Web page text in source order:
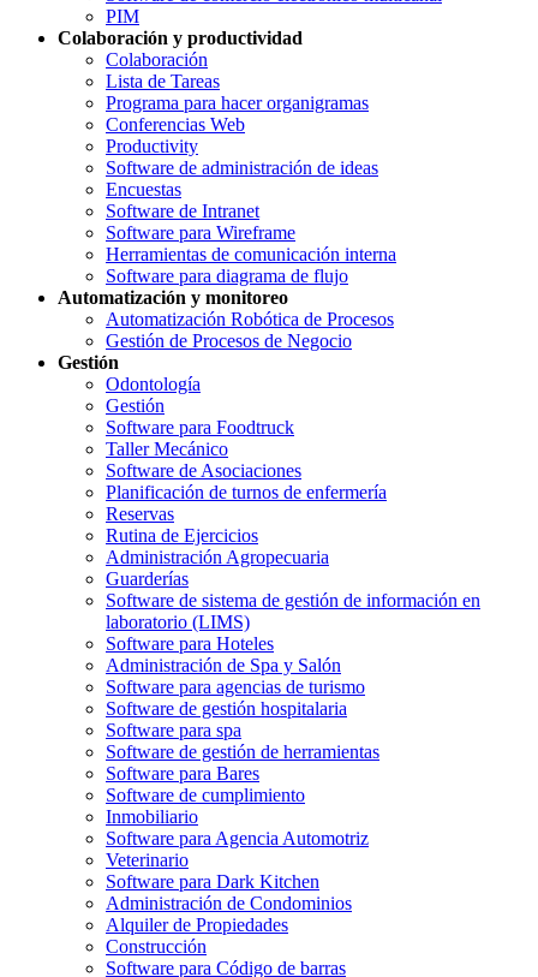
PIM
Colaboración y productividad
Colaboración
Lista de Tareas
Programa para hacer organigramas
Conferencias Web
Productivity
Software de administración de ideas
Encuestas
Software de Intranet
Software para Wireframe
Herramientas de comunicación interna
Software para diagrama de flujo
Automatización y monitoreo
Automatización Robótica de Procesos
Gestión de Procesos de Negocio
Gestión
Odontología
Gestión
Software para Foodtruck
Taller Mecánico
Software de Asociaciones
Planificación de turnos de enfermería
Reservas
Rutina de Ejercicios
Administración Agropecuaria
Guarderías
Software de sistema de gestión de información en
laboratorio (LIMS)
Software para Hoteles
Administración de Spa y Salón
Software para agencias de turismo
Software de gestión hospitalaria
Software para spa
Software de gestión de herramientas
Software para Bares
Software de cumplimiento
Inmobiliario
Software para Agencia Automotriz
Veterinario
Software para Dark Kitchen
Administración de Condominios
Alquiler de Propiedades
Construcción
Software para Código de barras